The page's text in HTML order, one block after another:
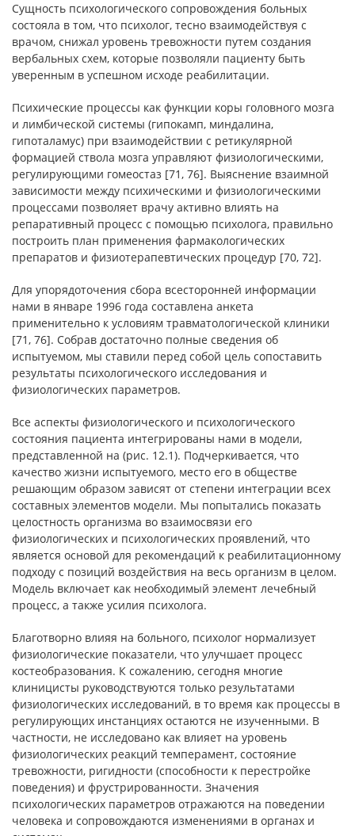
Сущность психологического сопровождения больных
состояла в том, что психолог, тесно взаимодействуя с
врачом, снижал уровень тревожности путем создания
вербальных схем, которые позволяли пациенту быть
уверенным в успешном исходе реабилитации.
Психические процессы как функции коры головного мозга
и лимбической системы (гипокамп, миндалина,
гипоталамус) при взаимодействии с ретикулярной
формацией ствола мозга управляют физиологическими,
регулирующими гомеостаз [71, 76]. Выяснение взаимной
зависимости между психическими и физиологическими
процессами позволяет врачу активно влиять на
репаративный процесс с помощью психолога, правильно
построить план применения фармакологических
препаратов и физиотерапевтических процедур [70, 72].
Для упорядоточения сбора всесторонней информации
нами в январе 1996 года составлена анкета
применительно к условиям травматологической клиники
[71, 76]. Собрав достаточно полные сведения об
испытуемом, мы ставили перед собой цель сопоставить
результаты психологического исследования и
физиологических параметров.
Все аспекты физиологического и психологического
состояния пациента интегрированы нами в модели,
представленной на (рис. 12.1). Подчеркивается, что
качество жизни испытуемого, место его в обществе
решающим образом зависят от степени интеграции всех
составных элементов модели. Мы попытались показать
целостность организма во взаимосвязи его
физиологических и психологических проявлений, что
является основой для рекомендаций к реабилитационному
подходу с позиций воздействия на весь организм в целом.
Модель включает как необходимый элемент лечебный
процесс, а также усилия психолога.
Благотворно влияя на больного, психолог нормализует
физиологические показатели, что улучшает процесс
костеобразования. К сожалению, сегодня многие
клиницисты руководствуются только результатами
физиологических исследований, в то время как процессы в
регулирующих инстанциях остаются не изученными. В
частности, не исследовано как влияет на уровень
физиологических реакций темперамент, состояние
тревожности, ригидности (способности к перестройке
поведения) и фрустрированности. Значения
психологических параметров отражаются на поведении
человека и сопровождаются изменениями в органах и